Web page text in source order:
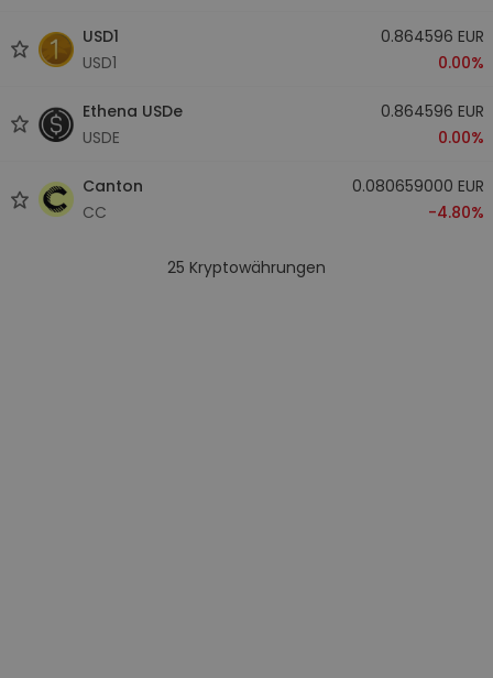
USD1
USD1
0.864596 EUR
0.00%
Ethena USDe
USDE
0.864596 EUR
0.00%
Canton
CC
0.080659000 EUR
-4.80%
25 Kryptowährungen